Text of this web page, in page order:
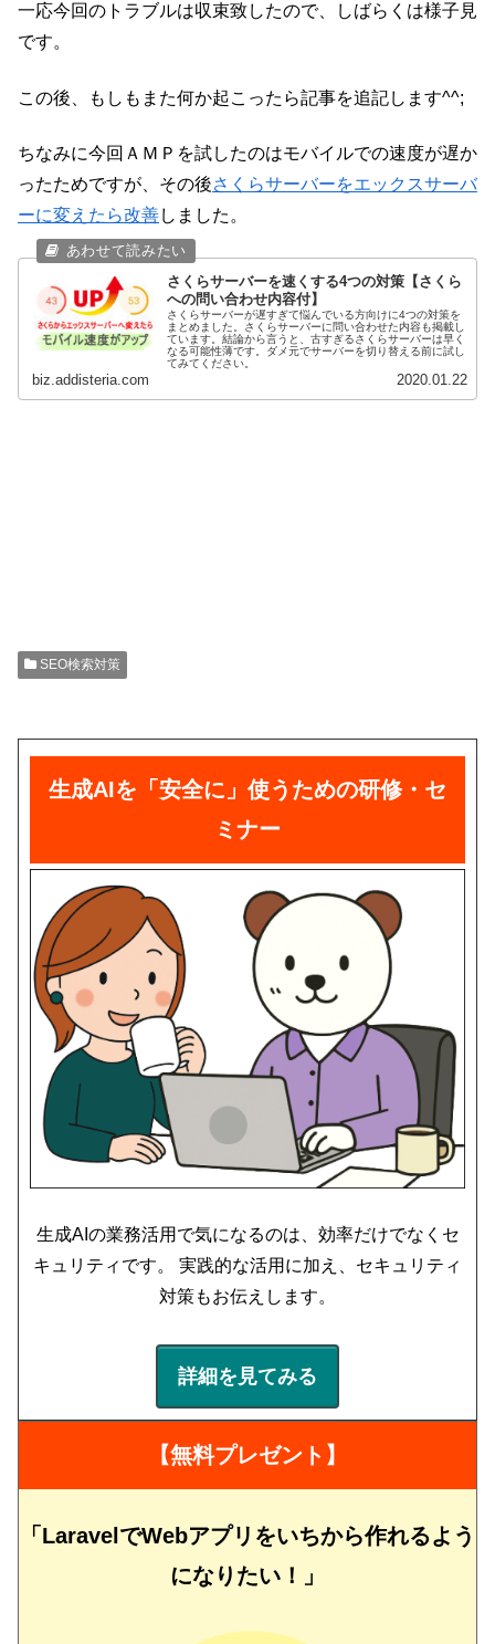
一応今回のトラブルは収束致したので、しばらくは様子見
です。
この後、もしもまた何か起こったら記事を追記します^^;
ちなみに今回ＡＭＰを試したのはモバイルでの速度が遅か
ったためですが、その後さくらサーバーをエックスサーバ
ーに変えたら改善しました。
さくらサーバーを速くする4つの対策【さくら
への問い合わせ内容付】
さくらサーバーが遅すぎて悩んでいる方向けに4つの対策を
まとめました。さくらサーバーに問い合わせた内容も掲載し
ています。結論から言うと、古すぎるさくらサーバーは早く
なる可能性薄です。ダメ元でサーバーを切り替える前に試し
てみてください。
biz.addisteria.com 2020.01.22
SEO検索対策
生成AIを「安全に」使うための研修・セ
ミナー
生成AIの業務活用で気になるのは、効率だけでなくセ
キュリティです。 実践的な活用に加え、セキュリティ
対策もお伝えします。
詳細を見てみる
【無料プレゼント】
「LaravelでWebアプリをいちから作れるよう
になりたい！」